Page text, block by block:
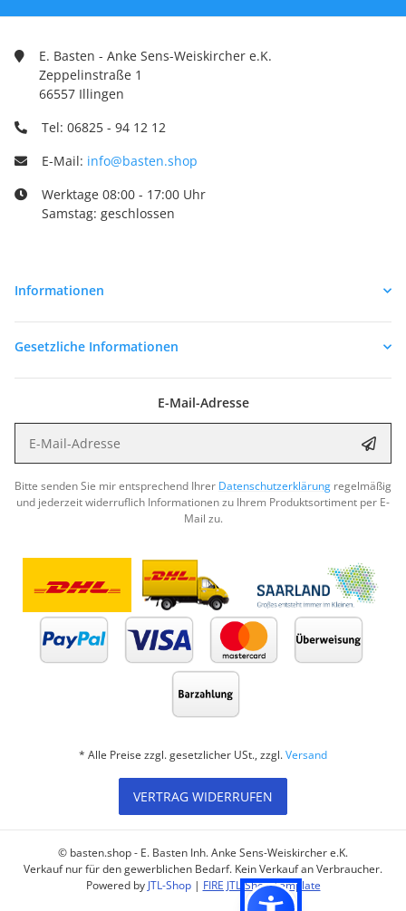
E. Basten - Anke Sens-Weiskircher e.K.
Zeppelinstraße 1
66557 Illingen
Tel: 06825 - 94 12 12
E-Mail: info@basten.shop
Werktage 08:00 - 17:00 Uhr
Samstag: geschlossen
Informationen
Gesetzliche Informationen
E-Mail-Adresse
Bitte senden Sie mir entsprechend Ihrer Datenschutzerklärung regelmäßig
und jederzeit widerruflich Informationen zu Ihrem Produktsortiment per E-
Mail zu.
* Alle Preise zzgl. gesetzlicher USt., zzgl.Versand
VERTRAG WIDERRUFEN
© basten.shop - E. Basten Inh. Anke Sens-Weiskircher e.K.
Verkauf nur für den gewerblichen Bedarf. Kein Verkauf an Verbraucher.
Powered by JTL-Shop | FIRE JTL-Shop Template